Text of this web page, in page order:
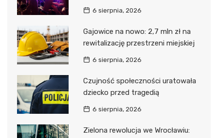
6 sierpnia, 2026
Gajowice na nowo: 2,7 mln zł na
rewitalizację przestrzeni miejskiej
6 sierpnia, 2026
Czujność społeczności uratowała
dziecko przed tragedią
6 sierpnia, 2026
Zielona rewolucja we Wrocławiu: